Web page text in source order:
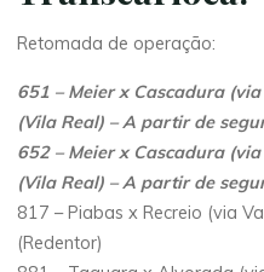
Retomada de operação:
651 – Meier x Cascadura
(Vila Real) – A partir de
652 – Meier x Cascadura
(Vila Real) – A partir de
817 – Piabas x Recreio (via
(Redentor)